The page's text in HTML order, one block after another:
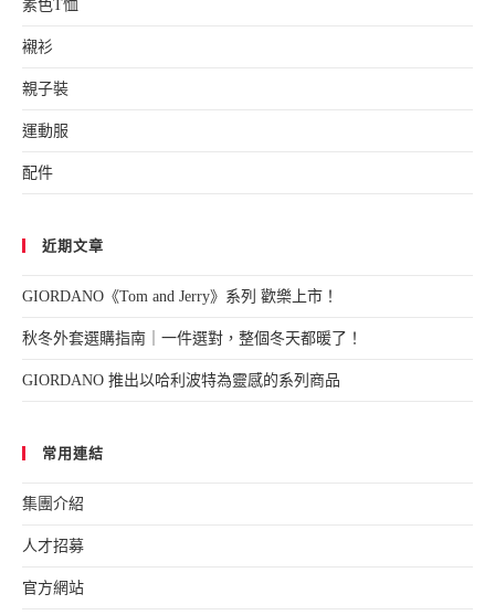
素色T恤
襯衫
親子裝
運動服
配件
近期文章
GIORDANO《Tom and Jerry》系列 歡樂上市！
秋冬外套選購指南｜一件選對，整個冬天都暖了！
GIORDANO 推出以哈利波特為靈感的系列商品
常用連結
集團介紹
人才招募
官方網站